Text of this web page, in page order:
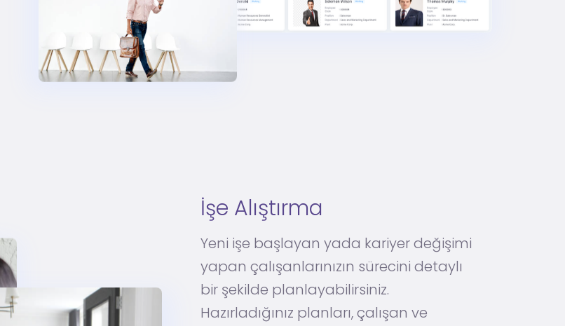
İşe Alıştırma
Yeni işe başlayan yada kariyer değişimi
yapan çalışanlarınızın sürecini detaylı
bir şekilde planlayabilirsiniz.
Hazırladığınız planları, çalışan ve